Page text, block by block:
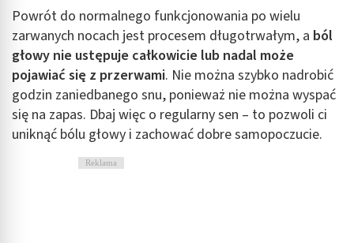
Powrót do normalnego funkcjonowania po wielu
zarwanych nocach jest procesem długotrwałym, a ból
głowy nie ustępuje całkowicie lub nadal może
pojawiać się z przerwami. Nie można szybko nadrobić
godzin zaniedbanego snu, ponieważ nie można wyspać
się na zapas. Dbaj więc o regularny sen – to pozwoli ci
uniknąć bólu głowy i zachować dobre samopoczucie.
Reklama